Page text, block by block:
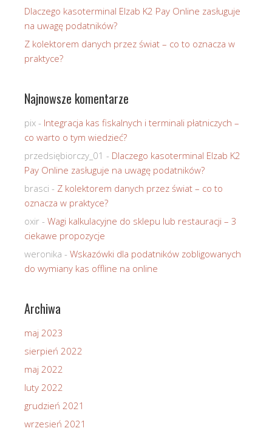
Dlaczego kasoterminal Elzab K2 Pay Online zasługuje
na uwagę podatników?
Z kolektorem danych przez świat – co to oznacza w
praktyce?
Najnowsze komentarze
pix - Integracja kas fiskalnych i terminali płatniczych –
co warto o tym wiedzieć?
przedsiębiorczy_01 - Dlaczego kasoterminal Elzab K2
Pay Online zasługuje na uwagę podatników?
brasci - Z kolektorem danych przez świat – co to
oznacza w praktyce?
oxir - Wagi kalkulacyjne do sklepu lub restauracji – 3
ciekawe propozycje
weronika - Wskazówki dla podatników zobligowanych
do wymiany kas offline na online
Archiwa
maj 2023
sierpień 2022
maj 2022
luty 2022
grudzień 2021
wrzesień 2021